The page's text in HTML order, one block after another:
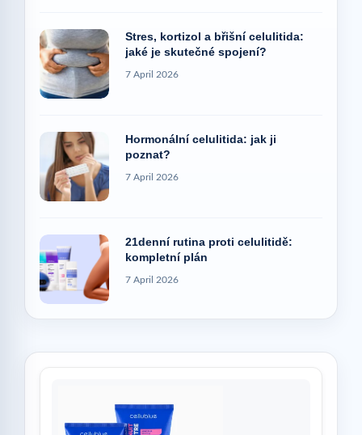
Stres, kortizol a břišní celulitida:
jaké je skutečné spojení?
7 April 2026
Hormonální celulitida: jak ji
poznat?
7 April 2026
21denní rutina proti celulitidě:
kompletní plán
7 April 2026